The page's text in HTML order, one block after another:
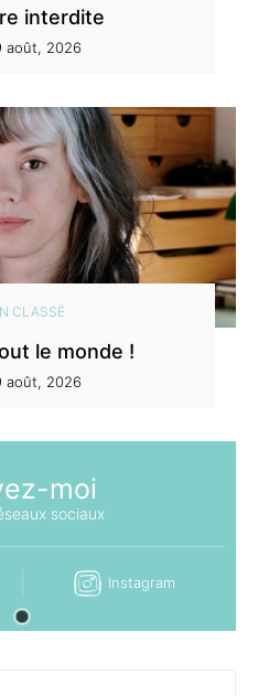
interdite
août, 2026
CLASSÉ
le monde !
août, 2026
moi
sociaux
Instagram